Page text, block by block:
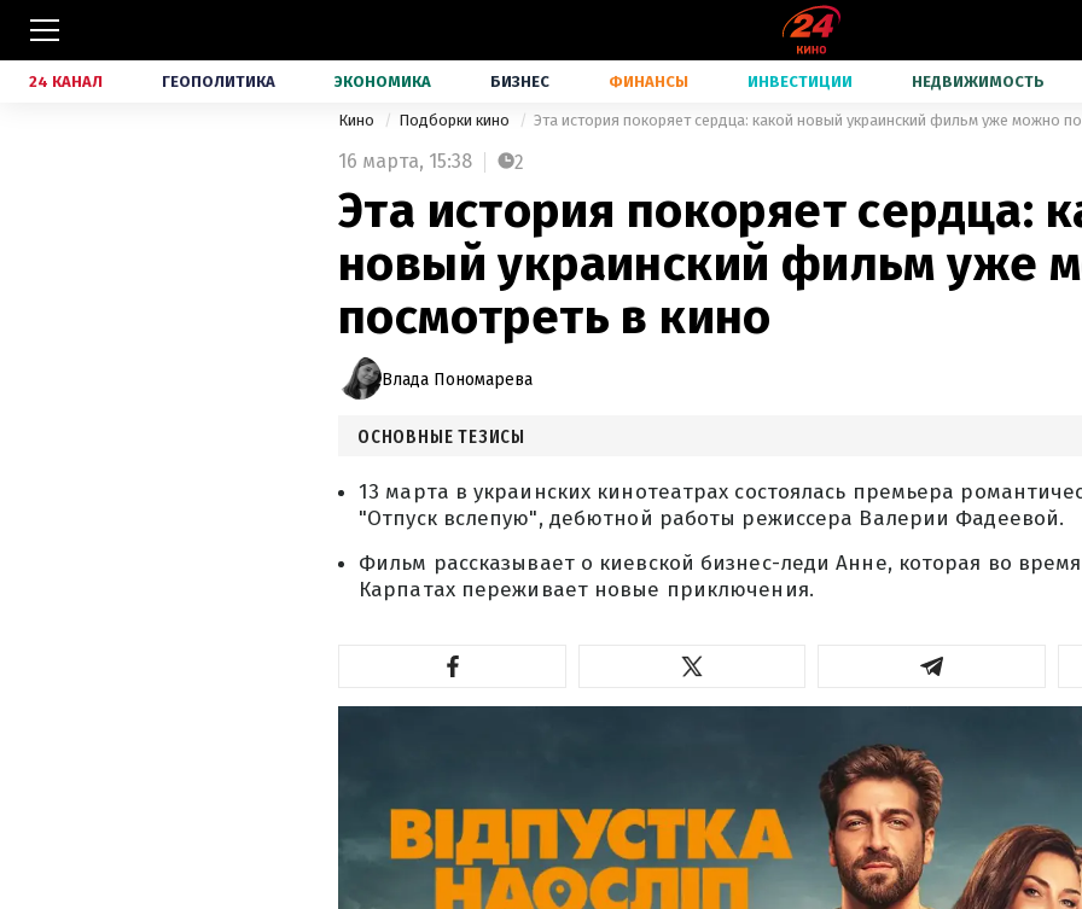
24 КАНАЛ ГЕОПОЛИТИКА ЭКОНОМИКА БИЗНЕС ФИНАНСЫ ИНВЕСТИЦИИ НЕДВИЖИМОСТЬ
Кино Подборки кино Эта история покоряет сердца: какой новый украинский фильм уже можно
16 марта, 15:38 2
Эта история покоряет сердца:
новый украинский фильм уже
посмотреть в кино
Влада Пономарева
ОСНОВНЫЕ ТЕЗИСЫ
13 марта в украинских кинотеатрах состоялась премьера
"Отпуск вслепую", дебютной работы режиссера Валерии Фадеевой.
Фильм рассказывает о киевской бизнес-леди Анне, которая во время
Карпатах переживает новые приключения.